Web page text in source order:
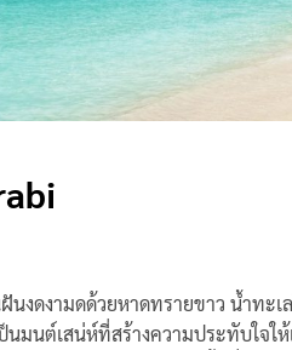
นงดงามดด้วยหาดทรายขาว น้ำทะ
มนต์เสน่ห์ที่สร้างความประทับใจใ